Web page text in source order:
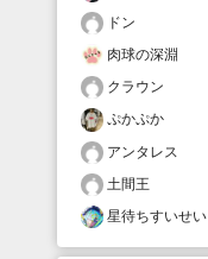
ドン
肉球の深淵
クラウン
ぷかぷか
アンタレス
土間王
星待ちすいせい